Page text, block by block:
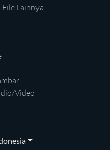
Lainnya
Video